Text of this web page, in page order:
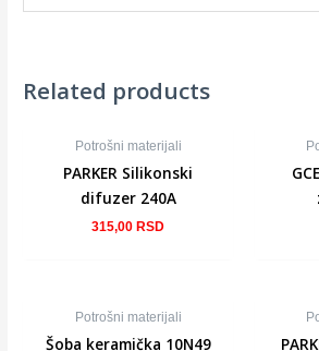
Related products
NEMA NA STANJU
Potrošni materijali
PARKER Silikonski
difuzer 240A
315,00RSD
Potrošni materijali
Šoba keramička 10N49